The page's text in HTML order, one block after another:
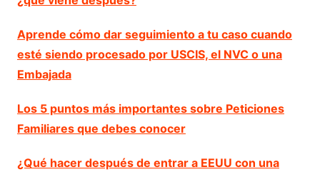
Aprende cómo dar seguimiento a tu caso cuando
esté siendo procesado por USCIS, el NVC o una
Embajada
Los 5 puntos más importantes sobre Peticiones
Familiares que debes conocer
¿Qué hacer después de entrar a EEUU con una